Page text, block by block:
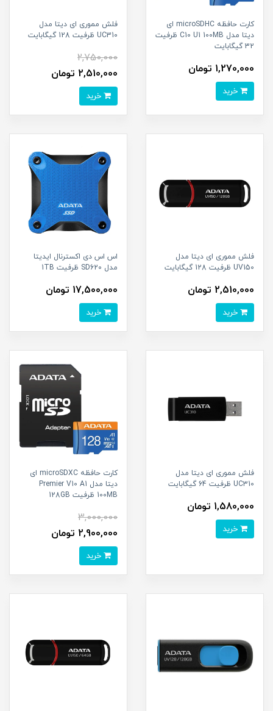
کارت حافظه microSDHC ای
دیتا مدل C10 U1 100MB ظرفیت
32 گیگابایت
1,270,000 تومان
فلش مموری ای دیتا مدل
UC310 ظرفیت 128 گیگابایت
2,750,000
2,510,000 تومان
فلش مموری ای دیتا مدل
UV150 ظرفیت 128 گیگابایت
2,510,000 تومان
اس اس دی اکسترنال ایدیتا
مدل SD620 ظرفیت 1TB
17,500,000 تومان
فلش مموری ای دیتا مدل
UC310 ظرفیت 64 گیگابایت
1,580,000 تومان
کارت حافظه microSDXC ای
دیتا مدل Premier V10 A1
100MB ظرفیت 128GB
3,000,000
2,900,000 تومان